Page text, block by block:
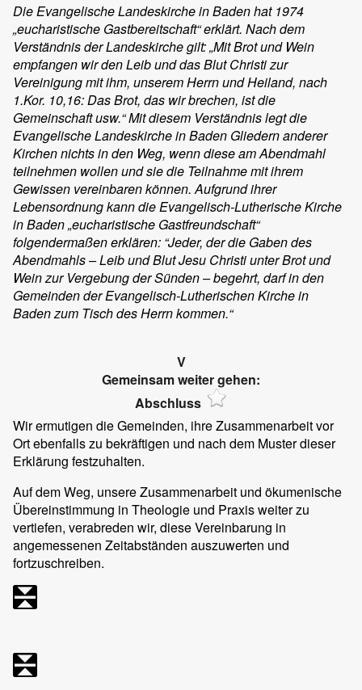
Die Evangelische Landeskirche in Baden hat 1974
„eucharistische Gastbereitschaft“ erklärt. Nach dem
Verständnis der Landeskirche gilt: „Mit Brot und Wein
empfangen wir den Leib und das Blut Christi zur
Vereinigung mit ihm, unserem Herrn und Heiland, nach
1.Kor. 10,16: Das Brot, das wir brechen, ist die
Gemeinschaft usw.“ Mit diesem Verständnis legt die
Evangelische Landeskirche in Baden Gliedern anderer
Kirchen nichts in den Weg, wenn diese am Abendmahl
teilnehmen wollen und sie die Teilnahme mit ihrem
Gewissen vereinbaren können. Aufgrund ihrer
Lebensordnung kann die Evangelisch-Lutherische Kirche
in Baden „eucharistische Gastfreundschaft“
folgendermaßen erklären: “Jeder, der die Gaben des
Abendmahls – Leib und Blut Jesu Christi unter Brot und
Wein zur Vergebung der Sünden – begehrt, darf in den
Gemeinden der Evangelisch-Lutherischen Kirche in
Baden zum Tisch des Herrn kommen.“
V
Gemeinsam weiter gehen:
Abschluss
Wir ermutigen die Gemeinden, ihre Zusammenarbeit vor
Ort ebenfalls zu bekräftigen und nach dem Muster dieser
Erklärung festzuhalten.
Auf dem Weg, unsere Zusammenarbeit und ökumenische
Übereinstimmung in Theologie und Praxis weiter zu
vertiefen, verabreden wir, diese Vereinbarung in
angemessenen Zeitabständen auszuwerten und
fortzuschreiben.